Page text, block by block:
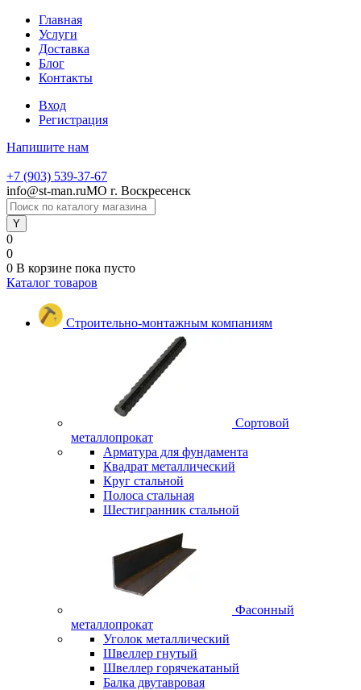
Главная
Услуги
Доставка
Блог
Контакты
Вход
Регистрация
Напишите нам
+7 (903) 539-37-67
info@st-man.ruМО г. Воскресенск
0
0
0 В корзине пока пусто
Каталог товаров
Строительно-монтажным компаниям
Сортовой
металлопрокат
Арматура для фундамента
Квадрат металлический
Круг стальной
Полоса стальная
Шестигранник стальной
Фасонный
металлопрокат
Уголок металлический
Швеллер гнутый
Швеллер горячекатаный
Балка двутавровая